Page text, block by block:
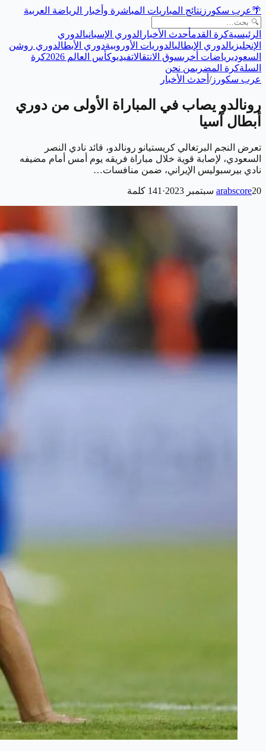
🌴عرب سكورز نتائج المباريات المباشرة وأخبار الرياضة العربية
الرئيسيةكرة القدمأحدث الأخبار الدوري الإسبانيالدوري
الإنجليزيالدوري الإيطاليالدوريات الأوروبيةدوري الأبطالدوري روشن
السعوديرياضات أخرىسوق الانتقالاتفيديوكأس العالم 2026
كرة
السلةكرة المضربمن نحن
عرب سكورز/ أحدث الأخبار
رونالدو يصاب في المباراة الأولى من دوري
أبطال آسيا
تعرض النجم البرتغالي كريستيانو رونالدو، قائد نادي النصر
السعودي، لإصابة قوية خلال مباراة فريقه يوم أمس أمام مضيفه
نادي بيرسبوليس الإيراني، ضمن منافسات…
arabscore20 سبتمبر 2023 ·
141 كلمة